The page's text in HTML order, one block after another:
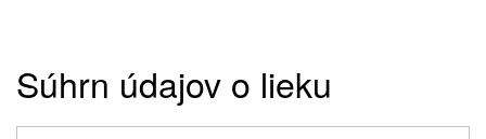
Súhrn údajov o lieku